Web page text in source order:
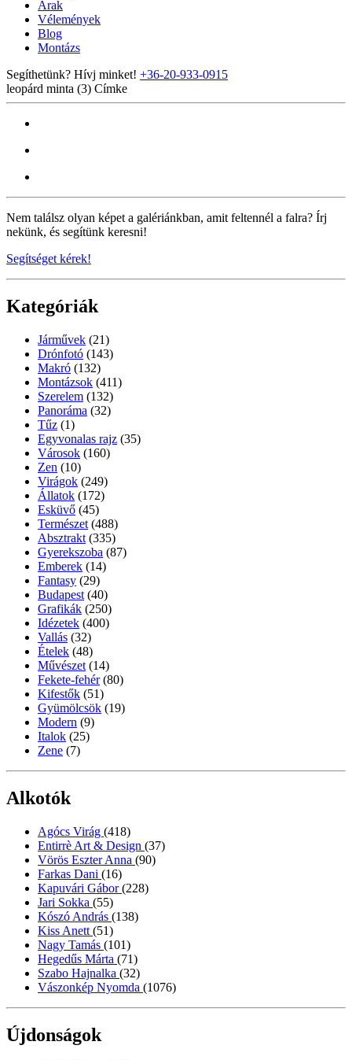
Árak
Vélemények
Blog
Montázs
Segíthetünk? Hívj minket! +36-20-933-0915
leopárd minta (3) Címke
Nem találsz olyan képet a galériánkban, amit feltennél a falra? Írj
nekünk, és segítünk keresni!
Segítséget kérek!
Kategóriák
Járművek (21)
Drónfotó (143)
Makró (132)
Montázsok (411)
Szerelem (132)
Panoráma (32)
Tűz (1)
Egyvonalas rajz (35)
Városok (160)
Zen (10)
Virágok (249)
Állatok (172)
Esküvő (45)
Természet (488)
Absztrakt (335)
Gyerekszoba (87)
Emberek (14)
Fantasy (29)
Budapest (40)
Grafikák (250)
Idézetek (400)
Vallás (32)
Ételek (48)
Művészet (14)
Fekete-fehér (80)
Kifestők (51)
Gyümölcsök (19)
Modern (9)
Italok (25)
Zene (7)
Alkotók
Agócs Virág (418)
Entirrè Art & Design (37)
Vörös Eszter Anna (90)
Farkas Dani (16)
Kapuvári Gábor(228)
Jari Sokka (55)
Kószó András (138)
Kiss Anett (51)
Nagy Tamás (101)
Hegedűs Márta (71)
Szabo Hajnalka (32)
Vászonkép Nyomda (1076)
Újdonságok